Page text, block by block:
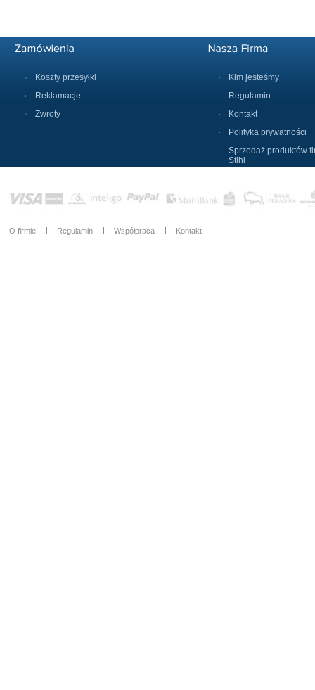
Koszty przesyłki
Reklamacje
Zwroty
Kim jesteśmy
Regulamin
Kontakt
Polityka prywatności
Sprzedaż produktów
Stihl
O firmie Regulamin Współpraca Kontakt